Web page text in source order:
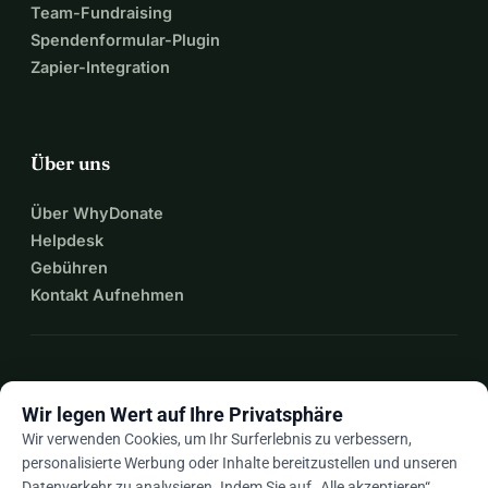
·
www.instagram.com/kamelio_vzw/
Team-Fundraising
Spendenformular-Plugin
Zapier-Integration
Über uns
Über WhyDonate
Helpdesk
Gebühren
Kontakt Aufnehmen
Wir legen Wert auf Ihre Privatsphäre
Wir verwenden Cookies, um Ihr Surferlebnis zu verbessern,
personalisierte Werbung oder Inhalte bereitzustellen und unseren